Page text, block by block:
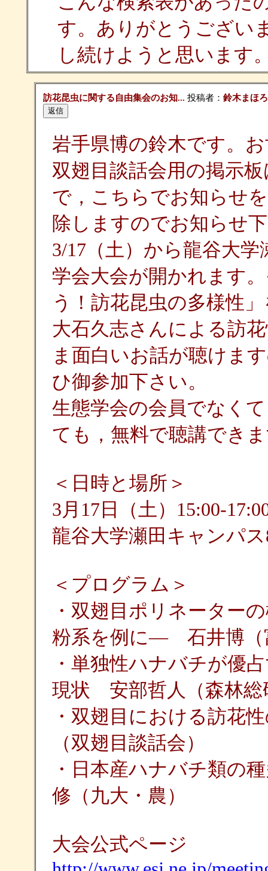
す。ありがとうござい
し続けようと思います
訪花昆虫に関する自由集会のお知... 投稿者： 鈴木まほろ
岩手県博の鈴木です。
双翅目談話会用の掲示
で，こちらでお知らせ
除しますのでお知らせ
3/17（土）から龍谷大
学会大会が開かれます
う！訪花昆虫の多様性
大石久志さんによる訪
ま面白いお話が聴けま
ひ御参加下さい。
生態学会の会員でなく
ても，無料で聴講でき
＜日時と場所＞
3月17日（土）15:00-
龍谷大学瀬田キャンパ
＜プログラム＞
・双翅目ポリネーター
粉系を例に― 石井博（
・単独性ハナバチが優
現状 安部哲人（森林総
・双翅目における訪花
（双翅目談話会）
・日本産ハナバチ類の
修（九大・農）
大会公式ページ